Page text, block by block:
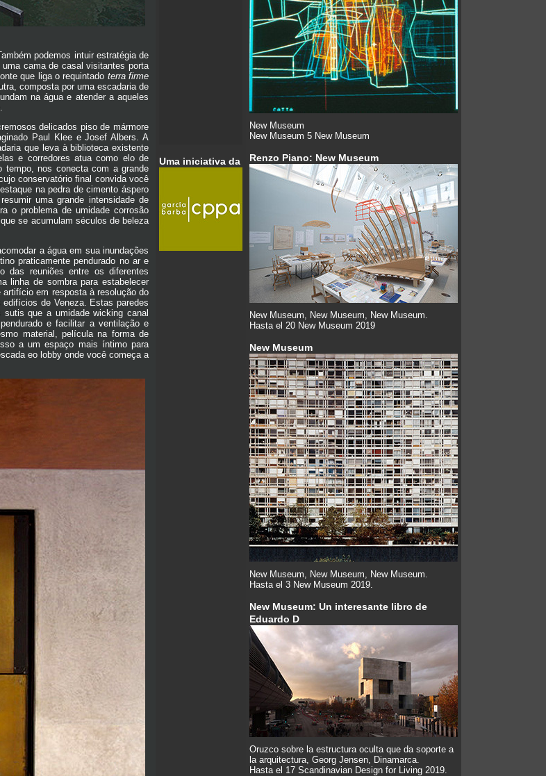
podemos intuir estratégia de
cama de casal visitantes porta
que liga o requintado terra firme
composta por uma escadaria de
na água e atender a aqueles
delicados piso de mármore
Paul Klee e Josef Albers. A
que leva à biblioteca existente
e corredores atua como elo de
tempo, nos conecta com a grande
conservatório final convida você
na pedra de cimento áspero
uma grande intensidade de
o problema de umidade corrosão
se acumulam séculos de beleza
a água em sua inundações
praticamente pendurado no ar e
das reuniões entre os diferentes
linha de sombra para estabelecer
artifício em resposta à resolução do
de Veneza. Estas paredes
sutis que a umidade wicking canal
e facilitar a ventilação e
material, película na forma de
a um espaço mais íntimo para
eo lobby onde você começa a
Uma iniciativa da
New Museum
New Museum 5 New Museum
Renzo Piano: New Museum
New Museum, New Museum, New Museum.
Hasta el 20 New Museum 2019
New Museum
New Museum, New Museum, New Museum.
Hasta el 3 New Museum 2019.
New Museum: Un interesante libro de
Eduardo D
Oruzco sobre la estructura oculta que da soporte a
la arquitectura, Georg Jensen, Dinamarca.
Hasta el 17 Scandinavian Design for Living 2019.